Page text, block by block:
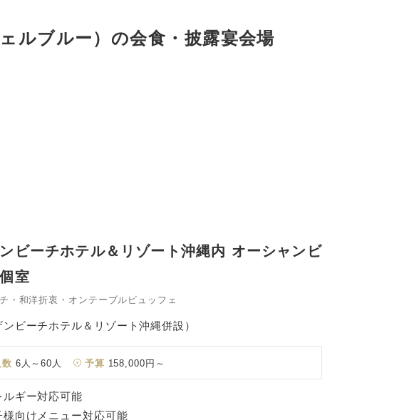
ルブルー）の会食・披露宴会場
ビーチホテル＆リゾート沖縄内 オーシャンビ
室
・和洋折衷・オンテーブルビュッフェ
ンビーチホテル＆リゾート沖縄併設）
数 6人～60人 予算 158,000円～
ルギー対応可能
様向けメニュー対応可能